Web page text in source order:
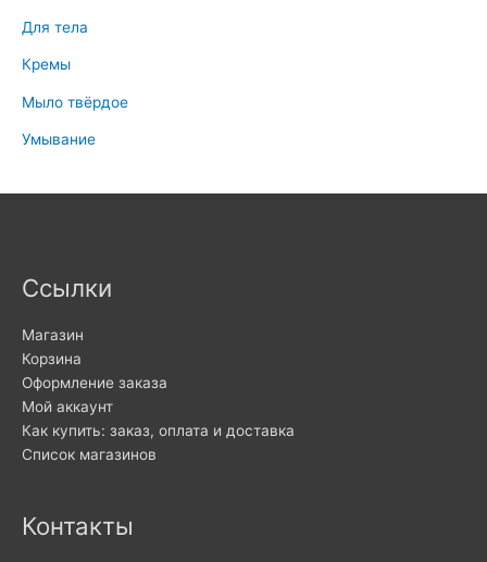
Для тела
Кремы
Мыло твёрдое
Умывание
Ссылки
Магазин
Корзина
Оформление заказа
Мой аккаунт
Как купить: заказ, оплата и доставка
Список магазинов
Контакты